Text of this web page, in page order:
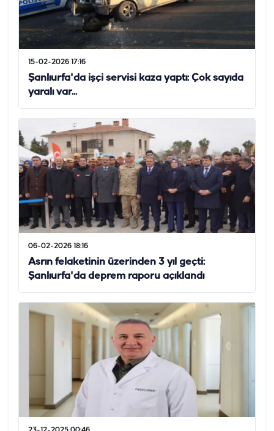
15-02-2026 17:16
Şanlıurfa'da işçi servisi kaza yaptı: Çok sayıda
yaralı var...
06-02-2026 18:16
Asrın felaketinin üzerinden 3 yıl geçti:
Şanlıurfa'da deprem raporu açıklandı